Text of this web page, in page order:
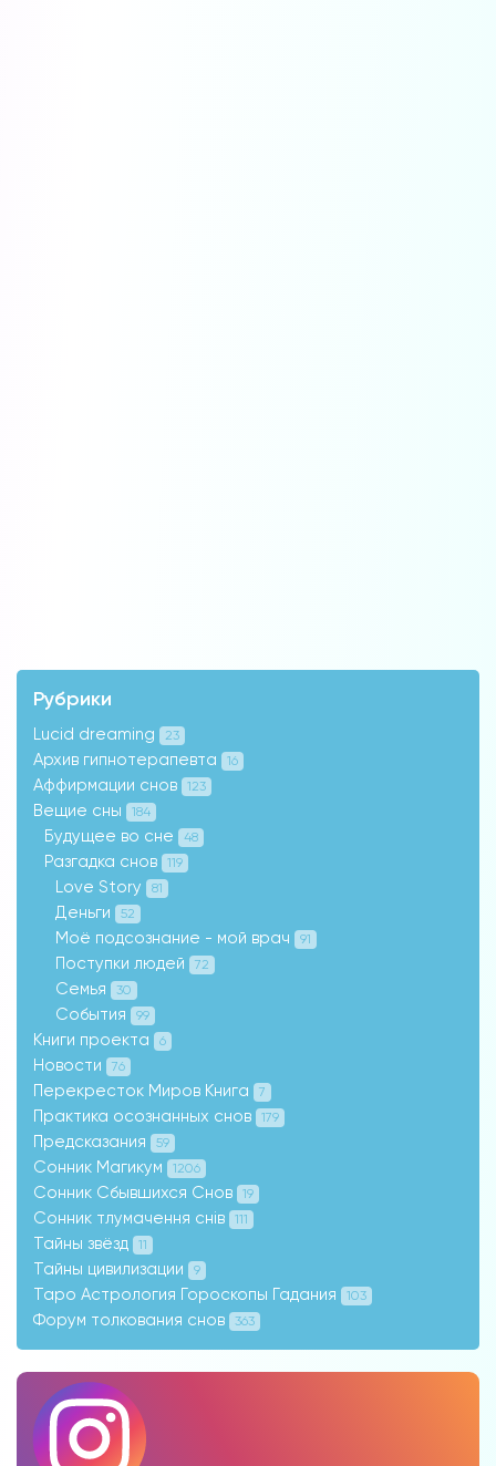
Рубрики
Lucid dreaming 23
Архив гипнотерапевта 16
Аффирмации снов 123
Вещие сны 184
Будущее во сне 48
Разгадка снов 119
Love Story 81
Деньги 52
Моё подсознание - мой врач 91
Поступки людей 72
Семья 30
События 99
Книги проекта 6
Новости 76
Перекресток Миров Книга 7
Практика осознанных снов 179
Предсказания 59
Сонник Магикум 1206
Сонник Сбывшихся Снов 19
Сонник тлумачення снів 111
Тайны звёзд 11
Тайны цивилизации 9
Таро Астрология Гороскопы Гадания 103
Форум толкования снов 363